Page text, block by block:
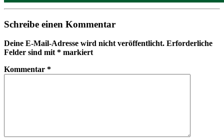
Schreibe einen Kommentar
Deine E-Mail-Adresse wird nicht veröffentlicht. Erforderliche
Felder sind mit* markiert
Kommentar *